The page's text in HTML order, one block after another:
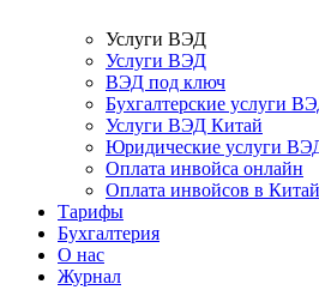
Услуги ВЭД
Услуги ВЭД
ВЭД под ключ
Бухгалтерские услуги
Услуги ВЭД Китай
Юридические услуги
Оплата инвойса онлайн
Оплата инвойсов в Китай
Тарифы
Бухгалтерия
О нас
Журнал